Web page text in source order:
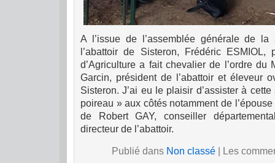
A l’issue de l’assemblée générale de la
l’abattoir de Sisteron, Frédéric
d’Agriculture a fait chevalier de l’ordre du
Garcin, président de l’abattoir et éleveur
Sisteron. J’ai eu le plaisir d’assister à
poireau » aux côtés notamment de
de Robert GAY, conseiller
directeur de l’abattoir.
Publié dans Non classé| Les